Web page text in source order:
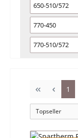
650-510/572
770-450
770-510/572
1